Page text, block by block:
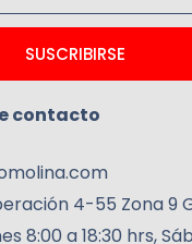
SUSCRIBIRSE
contacto
4-55 Zona 9
8:00 a 18:30 hrs,